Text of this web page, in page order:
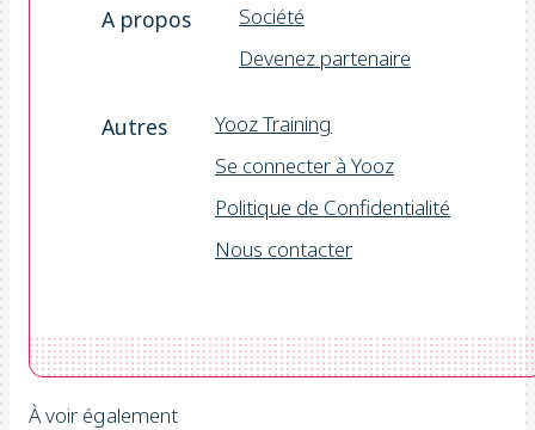
A propos
Société
Devenez partenaire
Autres
Yooz Training
Se connecter à Yooz
Politique de Confidentialité
Nous contacter
À voir également